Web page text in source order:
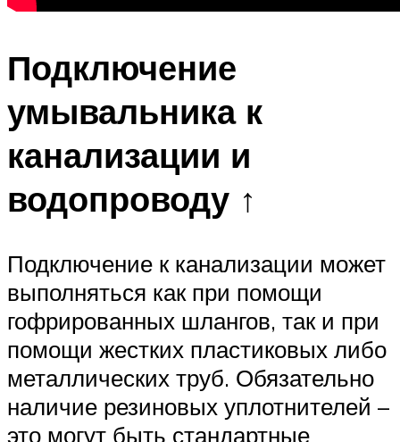
Подключение
умывальника к
канализации и
водопроводу ↑
Подключение к канализации может
выполняться как при помощи
гофрированных шлангов, так и при
помощи жестких пластиковых либо
металлических труб. Обязательно
наличие резиновых уплотнителей –
это могут быть стандартные